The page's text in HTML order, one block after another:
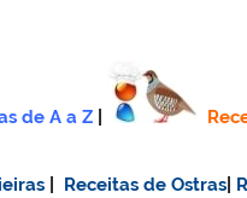
de A a Z
Receitas de Ostras